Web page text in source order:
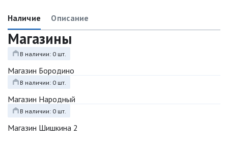
Наличие Описание
Магазины
В наличии: 0 шт.
Магазин Бородино
В наличии: 0 шт.
Магазин Народный
В наличии: 0 шт.
Магазин Шишкина 2